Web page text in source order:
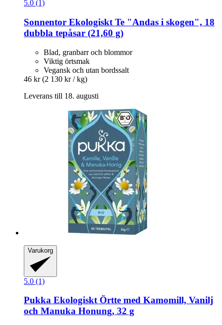
5.0 (1)
Sonnentor Ekologiskt Te "Andas i skogen", 18
dubbla tepåsar (21,60 g)
Blad, granbarr och blommor
Viktig örtsmak
Vegansk och utan bordssalt
46 kr (2 130 kr / kg)
Leverans till 18. augusti
Varukorg
5.0 (1)
Pukka Ekologiskt Örtte med Kamomill, Vanilj
och Manuka Honung, 32 g